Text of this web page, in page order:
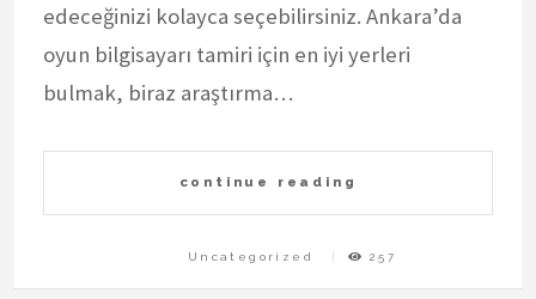
edeceğinizi kolayca seçebilirsiniz. Ankara’da
oyun bilgisayarı tamiri için en iyi yerleri
bulmak, biraz araştırma…
continue reading
Uncategorized 257